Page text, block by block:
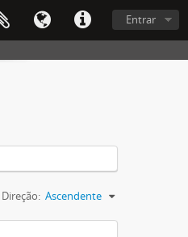
Entrar
Direção: Ascendente